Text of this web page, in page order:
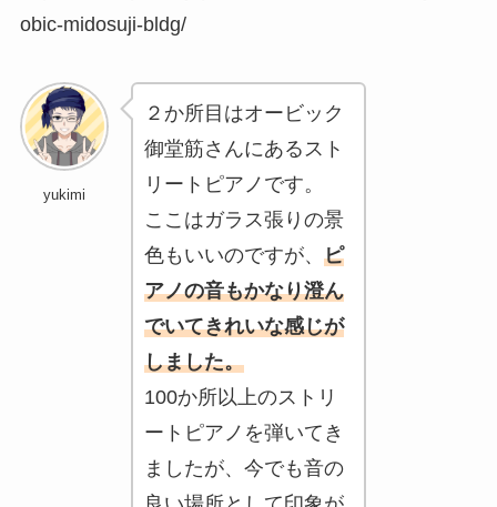
obic-midosuji-bldg/
yukimi
２か所目はオービック
御堂筋さんにあるスト
リートピアノです。
ここはガラス張りの景
色もいいのですが、 ピ
アノの音もかなり澄ん
でいてきれいな感じが
しました。
100か所以上のストリ
ートピアノを弾いてき
ましたが、今でも音の